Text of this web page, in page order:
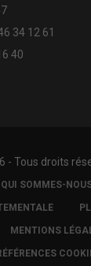
34 12 61
40
- Tous droits
QUI SOMMES-
MENTIONS